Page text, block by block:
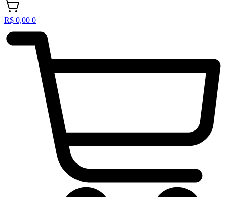
R$ 0,00 0